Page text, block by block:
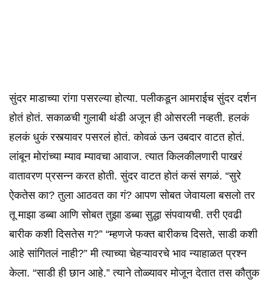
सुंदर माडाच्या रांगा पसरल्या होत्या. पलीकडून आमराईच सुंदर दर्शन
होतं होतं. सकाळची गुलाबी थंडी अजून ही ओसरली नव्हती. हलकं
हलकं धुकं रस्त्यावर पसरलं होतं. कोवळं ऊन उबदार वाटत होतं.
लांबून मोरांच्या म्याव म्यावचा आवाज. त्यात किलकीलणारी पाखरं
वातावरण प्रसन्न करत होती. सुंदर वाटत होतं कसं सगळं. “सुरे
ऐकतेस का? तुला आठवत का गं? आपण सोबत जेवायला बसलो तर
तू माझा डब्बा आणि सोबत तुझा डब्बा सुद्धा संपवायची. तरी एवढी
बारीक कशी दिसतेस ग?” “म्हणजे फक्त बारीकच दिसते, साडी कशी
आहे सांगितलं नाही?” मी त्याच्या चेहऱ्यावरचे भाव न्याहाळत प्रश्न
केला. “साडी ही छान आहे.” त्याने तोळ्यावर मोजून देतात तस कौतुक